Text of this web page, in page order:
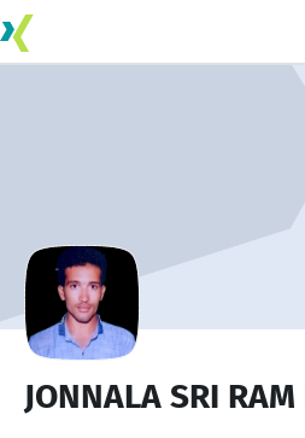
JONNALA SRI RAM